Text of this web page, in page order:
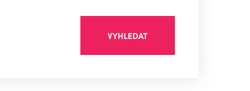
VYHLEDAT